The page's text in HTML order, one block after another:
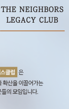
THE NEIGHBORS
LEGACY CLUB